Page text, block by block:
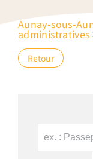
Aunay-sous-
administratives
Retour